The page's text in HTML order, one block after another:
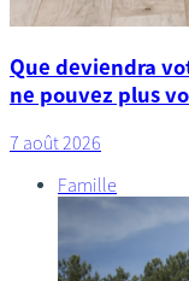
Que deviendra
ne pouvez plus
7 août 2026
Famille